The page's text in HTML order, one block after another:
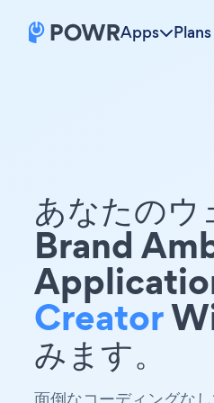
Apps
あなたの
Brand
Creator
みます。
面倒なコーディングな